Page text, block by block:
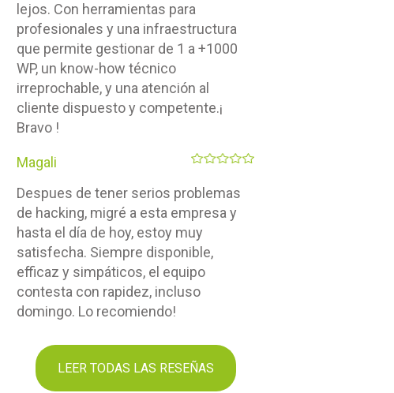
lejos. Con herramientas para
profesionales y una infraestructura
que permite gestionar de 1 a +1000
WP, un know-how técnico
irreprochable, y una atención al
cliente dispuesto y competente.¡
Bravo !
Magali
Despues de tener serios problemas
de hacking, migré a esta empresa y
hasta el día de hoy, estoy muy
satisfecha. Siempre disponible,
efficaz y simpáticos, el equipo
contesta con rapidez, incluso
domingo. Lo recomiendo!
LEER TODAS LAS RESEÑAS